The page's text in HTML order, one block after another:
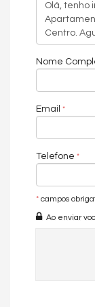
Distância do mar:
Entrega prevista:
Balneário
Condições de pgto:
apartamento de
completo, plantas
empreendimento
uma região em
Características do
Nome
Email
Telefone
* campos
Ao enviar